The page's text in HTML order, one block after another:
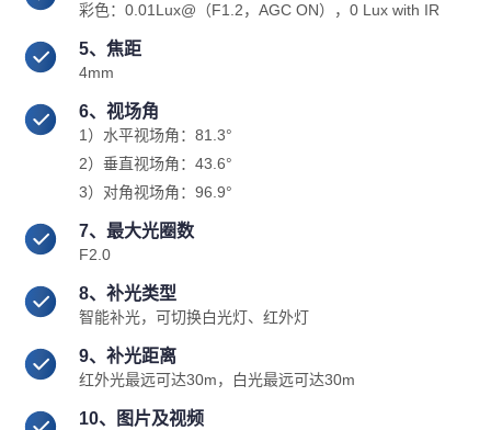
彩色：0.01Lux@（F1.2，AGC ON），0 Lux with IR
5、焦距
4mm
6、视场角
1）水平视场角：81.3°
2）垂直视场角：43.6°
3）对角视场角：96.9°
7、最大光圈数
F2.0
8、补光类型
智能补光，可切换白光灯、红外灯
9、补光距离
红外光最远可达30m，白光最远可达30m
10、图片及视频